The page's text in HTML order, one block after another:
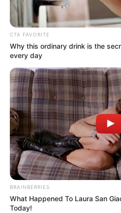
CTA FAVORITE
Why this ordinary drink is the
every day
BRAINBERRIES
What Happened To Laura San
Today!